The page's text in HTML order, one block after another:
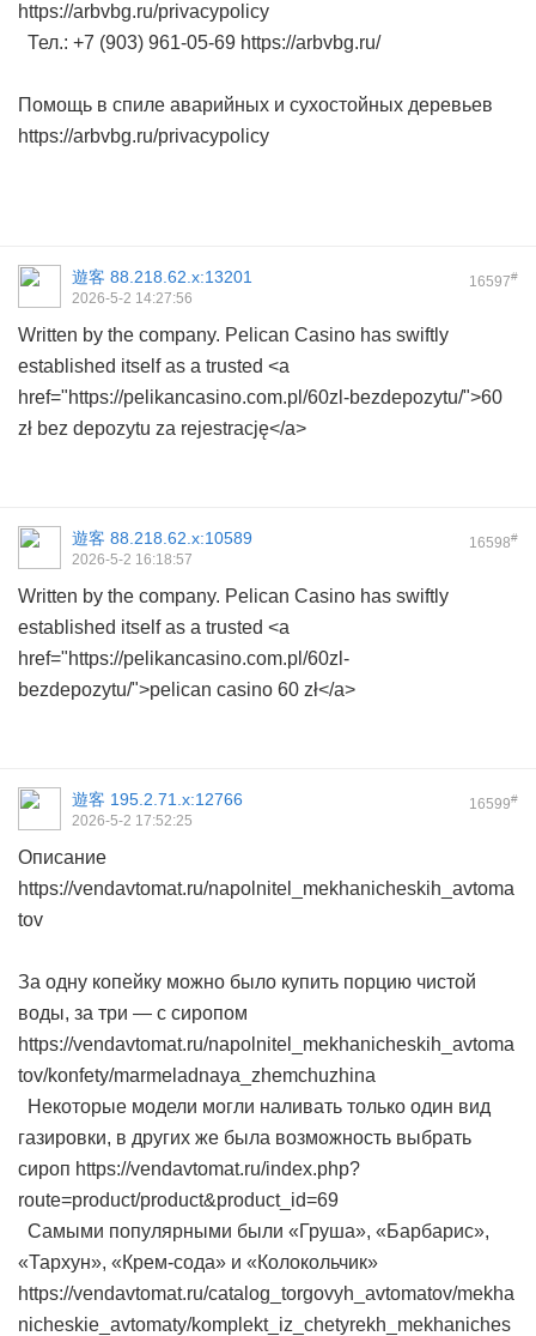
https://arbvbg.ru/privacypolicy
Тел.: +7 (903) 961-05-69 https://arbvbg.ru/
Помощь в спиле аварийных и сухостойных деревьев
https://arbvbg.ru/privacypolicy
16597#
遊客 88.218.62.x:13201
2026-5-2 14:27:56
Written by the company. Pelican Casino has swiftly
established itself as a trusted <a
href="https://pelikancasino.com.pl/60zl-bezdepozytu/">60
zł bez depozytu za rejestrację</a>
16598#
遊客 88.218.62.x:10589
2026-5-2 16:18:57
Written by the company. Pelican Casino has swiftly
established itself as a trusted <a
href="https://pelikancasino.com.pl/60zl-
bezdepozytu/">pelican casino 60 zł</a>
16599#
遊客 195.2.71.x:12766
2026-5-2 17:52:25
Описание
https://vendavtomat.ru/napolnitel_mekhanicheskih_avtoma
tov
За одну копейку можно было купить порцию чистой
воды, за три — с сиропом
https://vendavtomat.ru/napolnitel_mekhanicheskih_avtoma
tov/konfety/marmeladnaya_zhemchuzhina
Некоторые модели могли наливать только один вид
газировки, в других же была возможность выбрать
сироп https://vendavtomat.ru/index.php?
route=product/product&product_id=69
Самыми популярными были «Груша», «Барбарис»,
«Тархун», «Крем-сода» и «Колокольчик»
https://vendavtomat.ru/catalog_torgovyh_avtomatov/mekha
nicheskie_avtomaty/komplekt_iz_chetyrekh_mekhaniches